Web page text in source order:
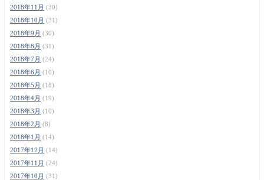
2018年11月 (30)
2018年10月 (31)
2018年9月 (30)
2018年8月 (31)
2018年7月 (24)
2018年6月 (10)
2018年5月 (18)
2018年4月 (19)
2018年3月 (10)
2018年2月 (8)
2018年1月 (14)
2017年12月 (14)
2017年11月 (24)
2017年10月 (31)